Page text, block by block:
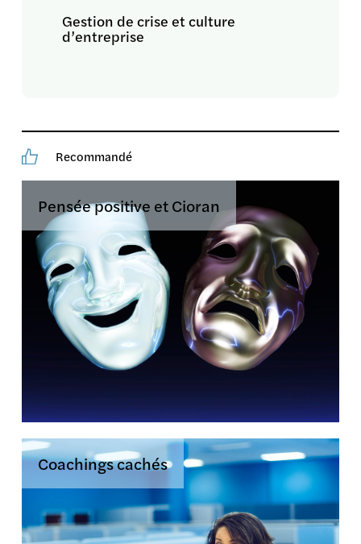
Gestion de crise et culture
d’entreprise
Recommandé
Pensée positive et Cioran
Coachings cachés